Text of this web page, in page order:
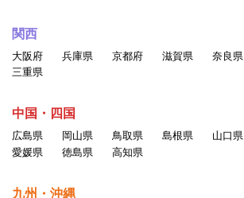
関西
大阪府 兵庫県 京都府 滋賀県 奈良県
三重県
中国・四国
広島県 岡山県 鳥取県 島根県 山口県
愛媛県
徳島県 高知県
九州・沖縄